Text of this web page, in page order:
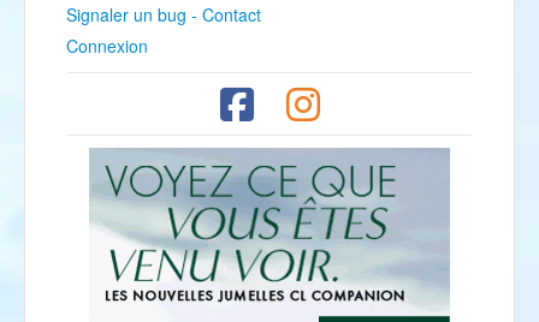
Signaler un bug - Contact
Connexion